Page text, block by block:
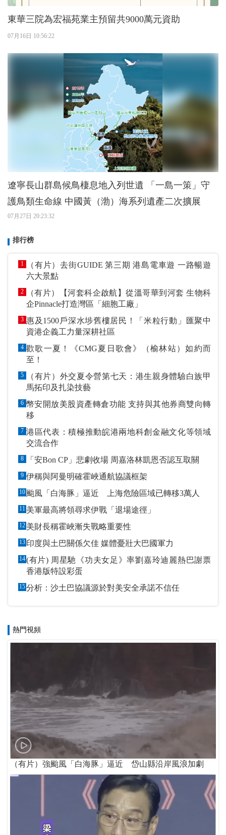
東華三院為宏福苑業主預留共9000萬元資助
07月16日 10:56:22
遼寧長山群島候鳥棲息地入列世遺 「一島一策」守
護鳥類生命線 中國黃（渤）海系列遺產二次擴展
07月27日 20:23:32
排行榜
1
（有片）去街GUIDE 第三期 港島電車遊 一路暢遊
六大景點
2
（有片）【河套科企啟航】從溫哥華到河套 生物科
企Pinnacle打造灣區「細胞工廠」
3 惠及1500戶深水埗舊樓居民！「米粒行動」匯聚中
資港企義工力量深耕社區
4 歡歌一夏！《CMG夏日歌會》（榆林站）如約而
至！
5
（有片）外交夏令營第七天：港生親身體驗白族甲
馬拓印及扎染技藝
6 幣安開放美股資產轉倉功能 支持與其他券商雙向轉
移
7 港區代表：積極推動皖港兩地科創金融文化等領域
交流合作
8 「安Bon CP」悲劇收場 周嘉洛林凱恩否認互取關
9 伊稱與阿曼明確霍峽通航協議框架
10 颱風「白海豚」逼近 上海危險區域已轉移3萬人
11 美軍最高將領尋求伊戰「退場途徑」
12 美財長稱霍峽漸失戰略重要性
13 印度與土巴關係欠佳 媒體憂壯大巴國軍力
14(有片) 周星馳《功夫女足》率劉嘉玲迪麗熱巴謝票
香港版特設彩蛋
15分析：沙土巴協議源於對美安全承諾不信任
熱門視頻
（有片）強颱風「白海豚」逼近 岱山縣沿岸風浪加劇